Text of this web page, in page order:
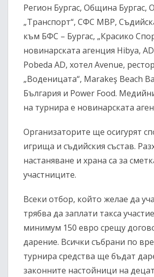
Регион Бургас, Община Бургас,
„Транспорт“, СФС МВР,
към БФС – Бургас, „Красико
новинарската агенция Hibya,
Pobeda AD, хотел Avenue,
„Воденицата“, Marakeş Beach
България и Power Food.
на турнира е новинарската
Организаторите ще осигурят
игрища и съдийския състав.
настаняване и храна са за
участниците.
Всеки отбор, който желае да
трябва да заплати такса
минимум 150 евро срещу
дарение. Всички събрани по
турнира средства ще бъдат
законните настойници на